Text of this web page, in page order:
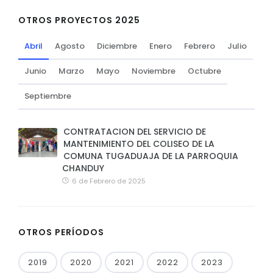
OTROS PROYECTOS 2025
Abril Agosto Diciembre Enero Febrero Julio
Junio Marzo Mayo Noviembre Octubre
Septiembre
CONTRATACION DEL SERVICIO DE
MANTENIMIENTO DEL COLISEO DE LA
COMUNA TUGADUAJA DE LA PARROQUIA
CHANDUY
6 de Febrero de 2025
OTROS PERÍODOS
2019 2020 2021 2022 2023